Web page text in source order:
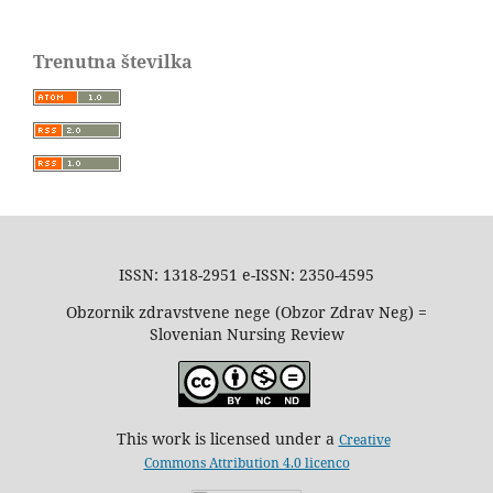
Trenutna številka
ISSN: 1318-2951 e-ISSN: 2350-4595
Obzornik zdravstvene nege (Obzor Zdrav Neg) =
Slovenian Nursing Review
This work is licensed under a Creative
Commons Attribution 4.0 licenco